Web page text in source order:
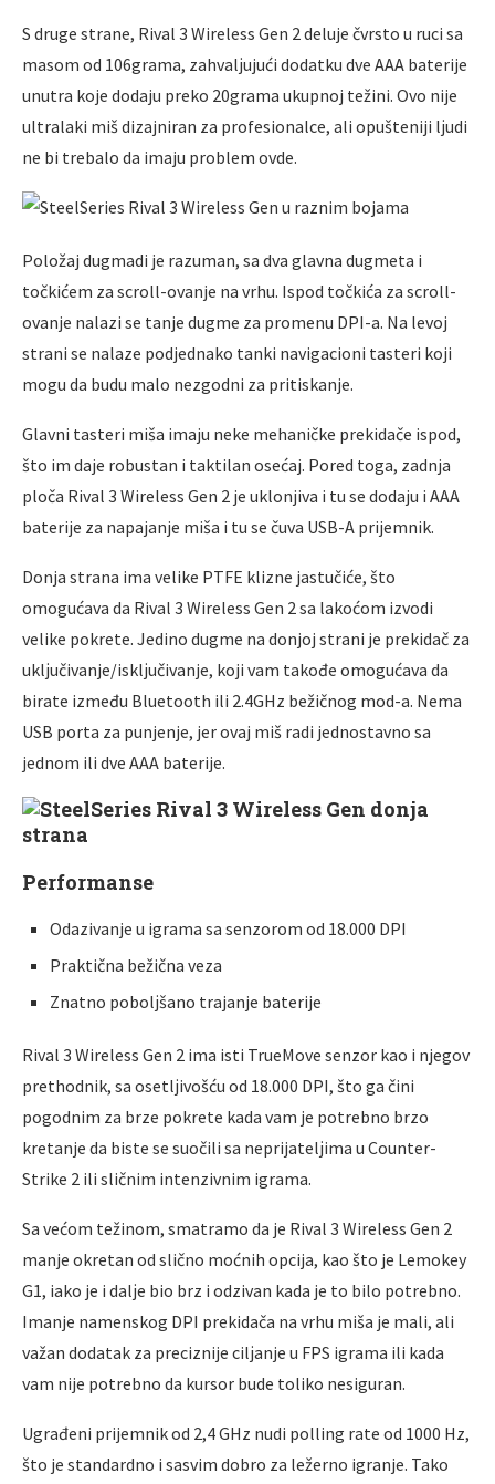
S druge strane, Rival 3 Wireless Gen 2 deluje čvrsto u ruci sa
masom od 106grama, zahvalјujući dodatku dve AAA baterije
unutra koje dodaju preko 20grama ukupnoj težini. Ovo nije
ultralaki miš dizajniran za profesionalce, ali opušteniji lјudi
ne bi trebalo da imaju problem ovde.
Položaj dugmadi je razuman, sa dva glavna dugmeta i
točkićem za scroll-ovanje na vrhu. Ispod točkića za scroll-
ovanje nalazi se tanje dugme za promenu DPI-a. Na levoj
strani se nalaze podjednako tanki navigacioni tasteri koji
mogu da budu malo nezgodni za pritiskanje.
Glavni tasteri miša imaju neke mehaničke prekidače ispod,
što im daje robustan i taktilan osećaj. Pored toga, zadnja
ploča Rival 3 Wireless Gen 2 je uklonjiva i tu se dodaju i AAA
baterije za napajanje miša i tu se čuva USB-A prijemnik.
Donja strana ima velike PTFE klizne jastučiće, što
omogućava da Rival 3 Wireless Gen 2 sa lakoćom izvodi
velike pokrete. Jedino dugme na donjoj strani je prekidač za
uklјučivanje/isklјučivanje, koji vam takođe omogućava da
birate između Bluetooth ili 2.4GHz bežičnog mod-a. Nema
USB porta za punjenje, jer ovaj miš radi jednostavno sa
jednom ili dve AAA baterije.
Performanse
Odazivanje u igrama sa senzorom od 18.000 DPI
Praktična bežična veza
Znatno pobolјšano trajanje baterije
Rival 3 Wireless Gen 2 ima isti TrueMove senzor kao i njegov
prethodnik, sa osetlјivošću od 18.000 DPI, što ga čini
pogodnim za brze pokrete kada vam je potrebno brzo
kretanje da biste se suočili sa neprijatelјima u Counter-
Strike 2 ili sličnim intenzivnim igrama.
Sa većom težinom, smatramo da je Rival 3 Wireless Gen 2
manje okretan od slično moćnih opcija, kao što je Lemokey
G1, iako je i dalјe bio brz i odzivan kada je to bilo potrebno.
Imanje namenskog DPI prekidača na vrhu miša je mali, ali
važan dodatak za preciznije cilјanje u FPS igrama ili kada
vam nije potrebno da kursor bude toliko nesiguran.
Ugrađeni prijemnik od 2,4 GHz nudi polling rate od 1000 Hz,
što je standardno i sasvim dobro za ležerno igranje. Tako